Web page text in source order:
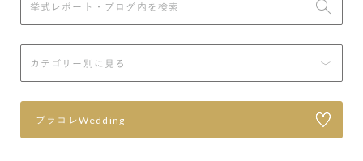
プラコレWedding